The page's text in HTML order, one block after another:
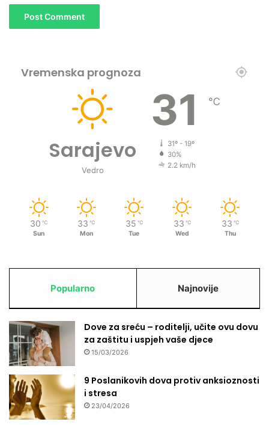
Vremenska prognoza
Sarajevo
Vedro
31 ℃
31º - 19º
30%
2.2 km/h
30 ℃
Sun
33 ℃
Mon
35 ℃
Tue
33 ℃
Wed
33 ℃
Thu
Popularno Najnovije
Dove za sreću – roditelji, učite ovu dovu
za zaštitu i uspjeh vaše djece
15/03/2026
9 Poslanikovih dova protiv anksioznosti
i stresa
23/04/2026